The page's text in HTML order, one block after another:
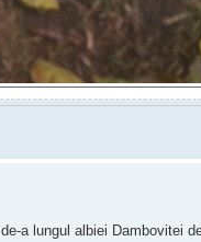
a lungul albiei Dambovitei